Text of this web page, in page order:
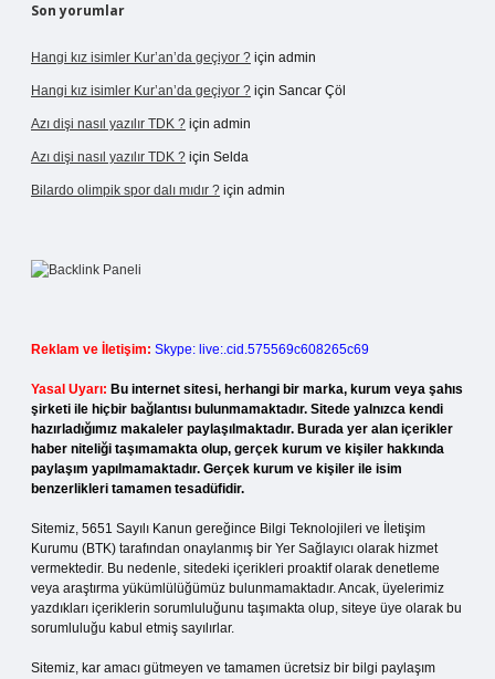
Son yorumlar
Hangi kız isimler Kur’an’da geçiyor ? için admin
Hangi kız isimler Kur’an’da geçiyor ? için Sancar Çöl
Azı dişi nasıl yazılır TDK ? için admin
Azı dişi nasıl yazılır TDK ? için Selda
Bilardo olimpik spor dalı mıdır ? için admin
Reklam ve İletişim: Skype: live:.cid.575569c608265c69
Yasal Uyarı: Bu internet sitesi, herhangi bir marka, kurum veya şahıs
şirketi ile hiçbir bağlantısı bulunmamaktadır. Sitede yalnızca kendi
hazırladığımız makaleler paylaşılmaktadır. Burada yer alan içerikler
haber niteliği taşımamakta olup, gerçek kurum ve kişiler hakkında
paylaşım yapılmamaktadır. Gerçek kurum ve kişiler ile isim
benzerlikleri tamamen tesadüfidir.
Sitemiz, 5651 Sayılı Kanun gereğince Bilgi Teknolojileri ve İletişim
Kurumu (BTK) tarafından onaylanmış bir Yer Sağlayıcı olarak hizmet
vermektedir. Bu nedenle, sitedeki içerikleri proaktif olarak denetleme
veya araştırma yükümlülüğümüz bulunmamaktadır. Ancak, üyelerimiz
yazdıkları içeriklerin sorumluluğunu taşımakta olup, siteye üye olarak bu
sorumluluğu kabul etmiş sayılırlar.
Sitemiz, kar amacı gütmeyen ve tamamen ücretsiz bir bilgi paylaşım